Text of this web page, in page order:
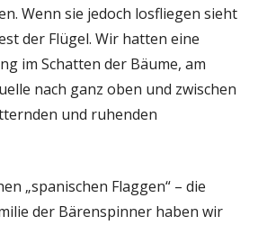
Wenn sie jedoch losfliegen sieht
der Flügel. Wir hatten eine
im Schatten der Bäume, am
nach ganz oben und zwischen
und ruhenden
„spanischen Flaggen“ – die
der Bärenspinner haben wir